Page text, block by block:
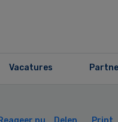
Vacatures